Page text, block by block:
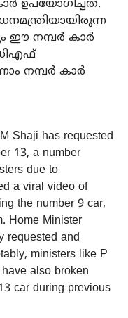
ഉപയോഗിച്ചത്.
നമ്പര്‍ കാര്‍
നമ്പര്‍ കാര്‍
Shaji has requested
13, a number
due to
a viral video of
the number 9 car,
Home Minister
requested and
ministers like P
also broken
car during previous